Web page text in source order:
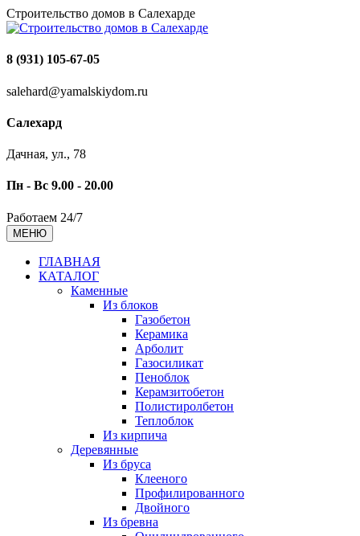
Строительство домов в Салехарде
8 (931) 105-67-05
salehard@yamalskiydom.ru
Салехард
Дачная, ул., 78
Пн - Вс 9.00 - 20.00
Работаем 24/7
МЕНЮ
ГЛАВНАЯ
КАТАЛОГ
Каменные
Из блоков
Газобетон
Керамика
Арболит
Газосиликат
Пеноблок
Керамзитобетон
Полистиролбетон
Теплоблок
Из кирпича
Деревянные
Из бруса
Клееного
Профилированного
Двойного
Из бревна